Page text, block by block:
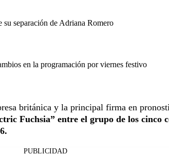
separación de Adriana Romero
en la programación por viernes festivo
británica y la principal firma en
Fuchsia” entre el grupo de los cinco
PUBLICIDAD